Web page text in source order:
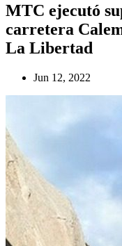
MTC ejecutó
carretera
La Libertad
Jun 12, 2022